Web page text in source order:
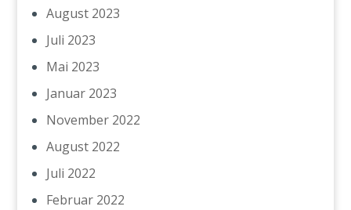
August 2023
Juli 2023
Mai 2023
Januar 2023
November 2022
August 2022
Juli 2022
Februar 2022